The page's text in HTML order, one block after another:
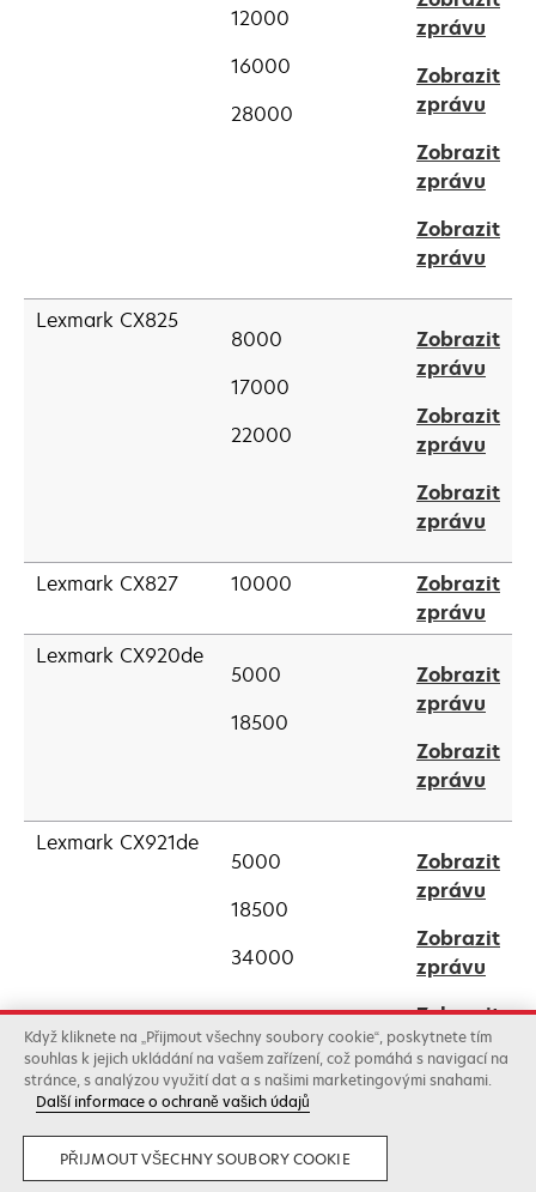
12000
16000
28000
a
new
tab
zprávu
a
new
tab
Zobrazit
zprávu
a
new
tab
Zobrazit
zprávu
a
new
tab
Zobrazit
zprávu
new
tab
Lexmark CX825
8000
17000
22000
Zobrazit
zprávu
a
new
tab
Zobrazit
zprávu
a
new
tab
Zobrazit
zprávu
a
tab
Lexmark CX827 10000
Zobrazit
zprávu
in
a
Lexmark CX920de
5000
18500
Zobrazit
zprávu
a
new
tab
Zobrazit
zprávu
new
tab
Lexmark CX921de
5000
18500
34000
Zobrazit
zprávu
a
new
tab
Zobrazit
zprávu
a
new
tab
Zobrazit
zprávu
in
Lexmark CX922de
34000
Když kliknete na „Přijmout všechny soubory cookie“, poskytnete tím
souhlas k jejich ukládání na vašem zařízení, což pomáhá s navigací na
stránce, s analýzou využití dat a s našimi marketingovými snahami.
Další informace o ochraně vašich údajů
PŘIJMOUT VŠECHNY SOUBORY COOKIE